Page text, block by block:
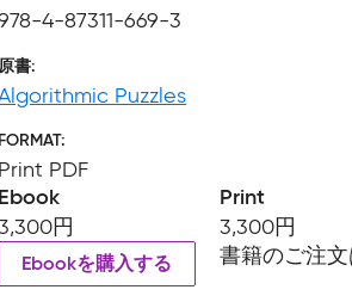
4-87311-669-3
原書
Puzzles
FORMAT
Print PDF
Ebook
円
Ebookを購入する
Print
3,300円
書籍のご注